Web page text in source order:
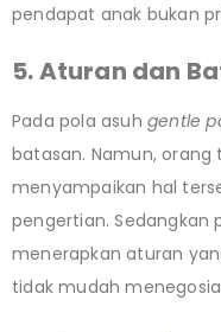
pendapat anak bukan
5. Aturan dan
Pada pola asuh gentle
batasan. Namun,
menyampaikan hal
pengertian. Sedangkan
menerapkan aturan
tidak mudah